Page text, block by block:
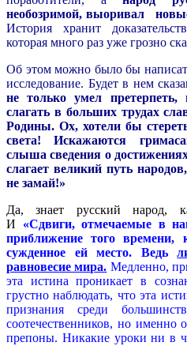
необозримой, выоривал
История хранит
которая много раз уже грозно
Об этом можно было бы
исследование. Будет в нем
не только умел
слагать в больших трудах
Родины. Ох, хотели бы
света! Искажаются
слыша сведения о
слагает великий путь
не замай!»
Да, знает русский народ,
И
«Сдвиги, отмечаемые в
приближение того времени,
сужденное ей место. Ведь
равновесие мира. Медленно,
эта истина проникает в
грустно наблюдать, что эта
признания среди
соотечественников, но именно
препоны. Никакие уроки ни в